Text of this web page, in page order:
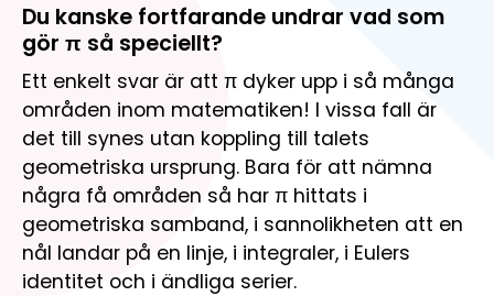
Du kanske fortfarande undrar vad som
gör π så speciellt?
Ett enkelt svar är att π dyker upp i så många
områden inom matematiken! I vissa fall är
det till synes utan koppling till talets
geometriska ursprung. Bara för att nämna
några få områden så har π hittats i
geometriska samband, i sannolikheten att en
nål landar på en linje, i integraler, i Eulers
identitet och i ändliga serier.